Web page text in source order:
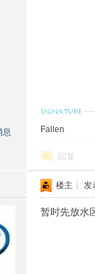
息 Fallen
回复
楼主 发
暂时先放水